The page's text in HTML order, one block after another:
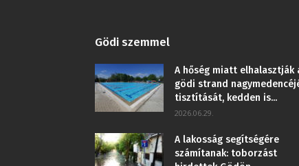
Gödi szemmel
A hőség miatt elhalasztják
gödi strand
tisztítását, kedden is...
2026.06.29.
A lakosság segítségére
számítanak: toborzást